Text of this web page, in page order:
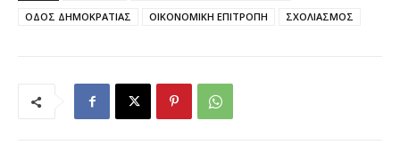
ΟΔΟΣ ΔΗΜΟΚΡΑΤΙΑΣ
ΟΙΚΟΝΟΜΙΚΗ ΕΠΙΤΡΟΠΗ ΣΧΟΛΙΑΣΜΟΣ